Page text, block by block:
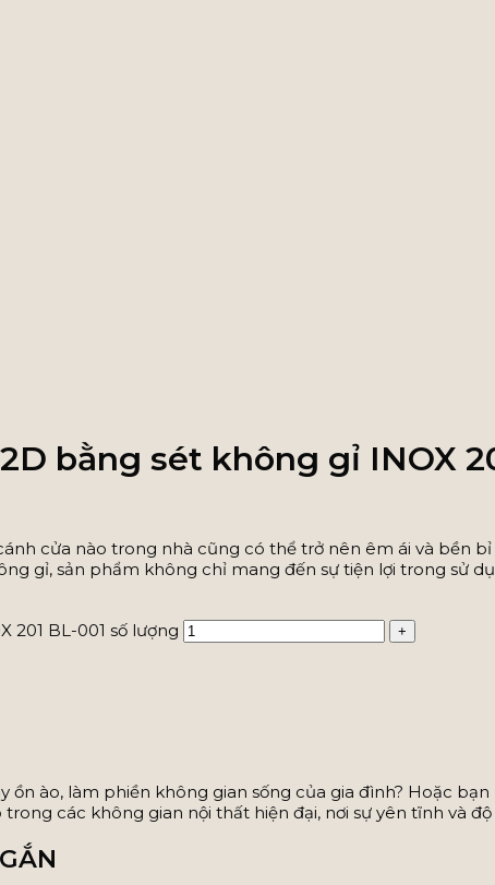
bằng sét không gỉ INOX
cửa nào trong nhà cũng có thể trở nên êm ái và bền
gỉ, sản phẩm không chỉ mang đến sự tiện lợi trong sử
201 BL-001 số lượng
ào, làm phiền không gian sống của gia đình? Hoặc
các không gian nội thất hiện đại, nơi sự yên tĩnh và